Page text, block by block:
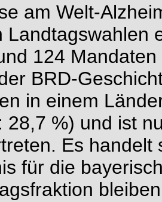
am Welt-
Landtagswahlen
124
BRD-
in einem
28,7 %) und ist
Es handelt
für die